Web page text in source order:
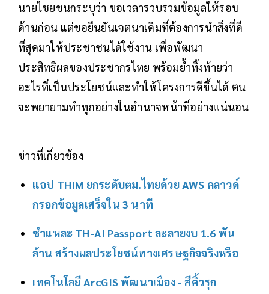
นายไชยชนกระบุว่า ขอเวลารวบรวมข้อมูลให้รอบ
ด้านก่อน แต่ขอยืนยันเจตนาเดิมที่ต้องการนำสิ่งที่ดี
ที่สุดมาให้ประชาชนได้ใช้งาน เพื่อพัฒนา
ประสิทธิผลของประชากรไทย พร้อมย้ำทิ้งท้ายว่า
อะไรที่เป็นประโยชน์และทำให้โครงการดีขึ้นได้ ตน
จะพยายามทำทุกอย่างในอำนาจหน้าที่อย่างแน่นอน
ข่าวที่เกี่ยวข้อง
แอป THIM ยกระดับตม.ไทยด้วย AWS คลาวด์
กรอกข้อมูลเสร็จใน 3 นาที
ชำแหละ TH-AI Passport ละลายงบ 1.6 พัน
ล้าน สร้างผลประโยชน์ทางเศรษฐกิจจริงหรือ
เทคโนโลยี ArcGIS พัฒนาเมือง - สีคิ้วรุก